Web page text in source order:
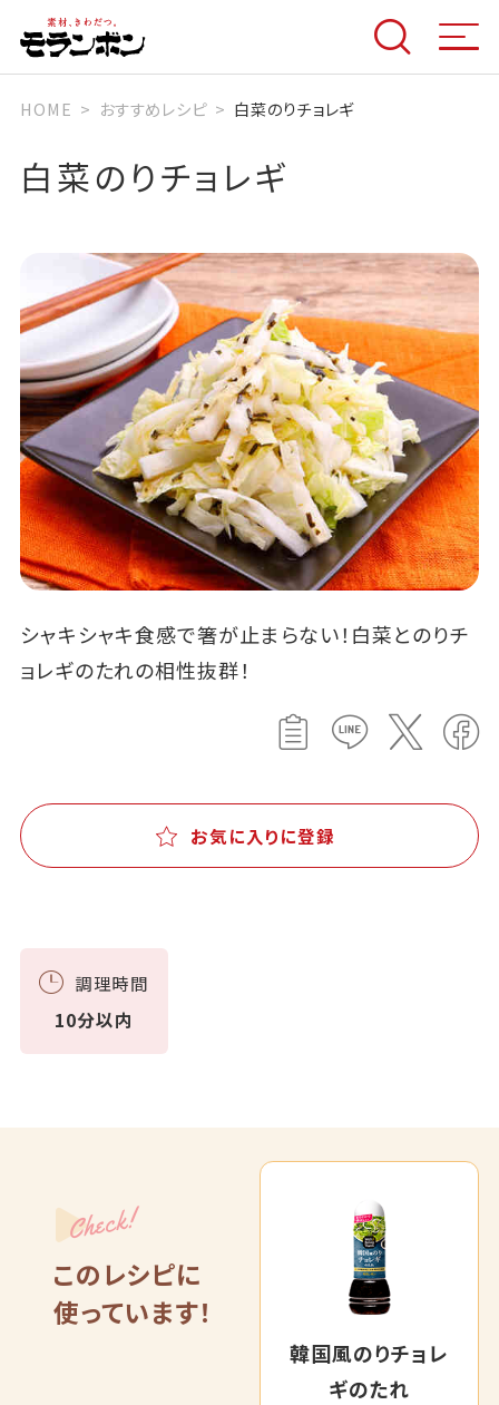
HOME おすすめレシピ 白菜のりチョレギ
白菜のりチョレギ
シャキシャキ食感で箸が止まらない！白菜とのりチ
ョレギのたれの相性抜群！
お気に入りに登録
調理時間
10分以内
Check!
このレシピに
使っています！
韓国風のりチョレ
ギのたれ